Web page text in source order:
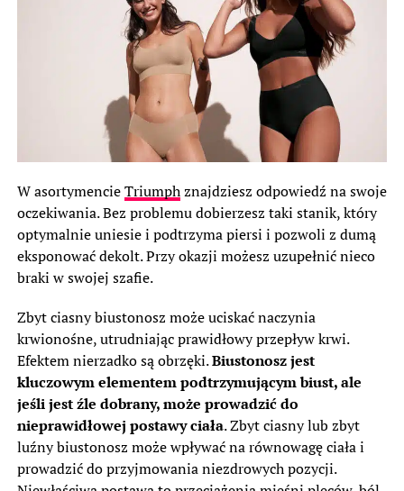
W asortymencieTriumphznajdziesz odpowiedź na swoje
oczekiwania. Bez problemu dobierzesz taki stanik, który
optymalnie uniesie i podtrzyma piersi i pozwoli z dumą
eksponować dekolt. Przy okazji możesz uzupełnić nieco
braki w swojej szafie.
Zbyt ciasny biustonosz może uciskać naczynia
krwionośne, utrudniając prawidłowy przepływ krwi.
Efektem nierzadko są obrzęki.Biustonosz jest
kluczowym elementem podtrzymującym biust, ale
jeśli jest źle dobrany, może prowadzić do
nieprawidłowej postawy ciała. Zbyt ciasny lub zbyt
luźny biustonosz może wpływać na równowagę ciała i
prowadzić do przyjmowania niezdrowych pozycji.